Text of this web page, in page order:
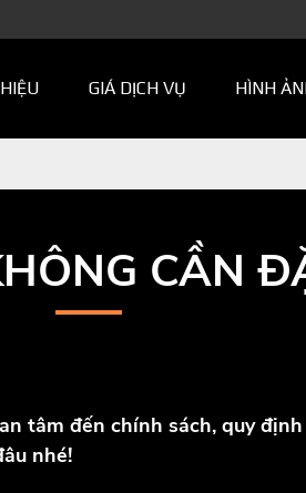
GIÁ DỊCH VỤ HÌNH
CẦN
tâm đến chính sách, quy
nhé!